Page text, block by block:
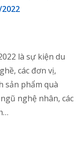
là sự kiện du
các đơn vị,
sản phẩm quà
nghệ nhân, các